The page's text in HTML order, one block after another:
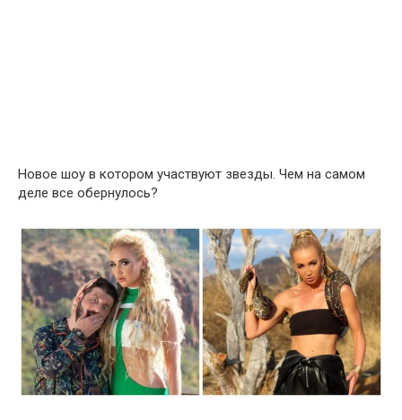
Новое шоу в котором участвуют звезды. Чем на самом
деле все обернулось?